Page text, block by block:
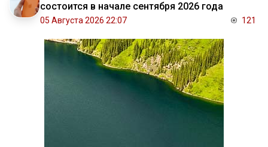
состоится в начале сентября 2026 года
05 Августа 2026 22:07 121